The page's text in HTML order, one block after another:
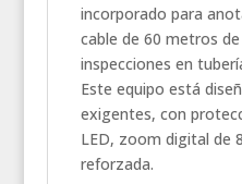
incorporado para
cable de 60 metros
inspecciones en
Este equipo está
exigentes, con
LED, zoom digital de
reforzada.